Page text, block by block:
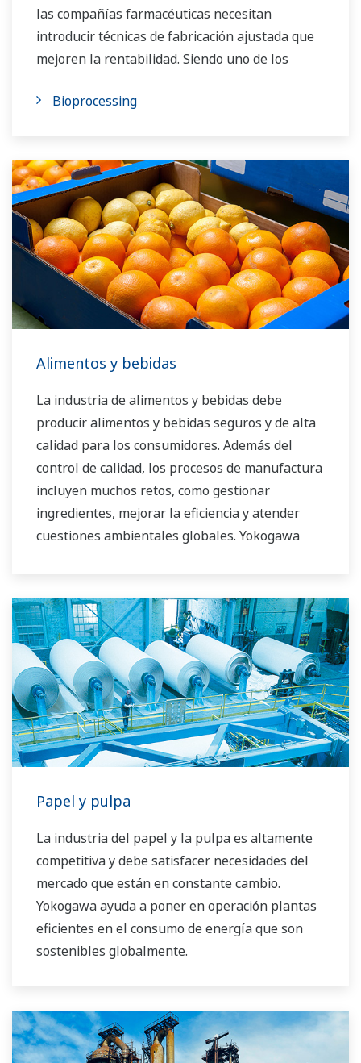
las compañías farmacéuticas necesitan
introducir técnicas de fabricación ajustada que
mejoren la rentabilidad. Siendo uno de los
el mundo, Yokogawa asume el compromiso de
Bioprocessing
Alimentos y bebidas
La industria de alimentos y bebidas debe
producir alimentos y bebidas seguros y de alta
calidad para los consumidores. Además del
control de calidad, los procesos de manufactura
incluyen muchos retos, como gestionar
ingredientes, mejorar la eficiencia y atender
cuestiones ambientales globales. Yokogawa
construir y operar la fábrica ideal.
Papel y pulpa
La industria del papel y la pulpa es altamente
competitiva y debe satisfacer necesidades del
mercado que están en constante cambio.
Yokogawa ayuda a poner en operación plantas
eficientes en el consumo de energía que son
sostenibles globalmente.